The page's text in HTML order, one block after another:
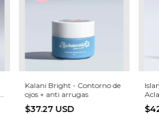
Kalani Bright - Contorno de
ojos + anti arrugas
$37.27 USD